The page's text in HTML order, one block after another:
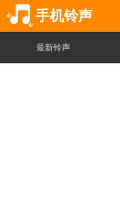
手机铃声
最新铃声